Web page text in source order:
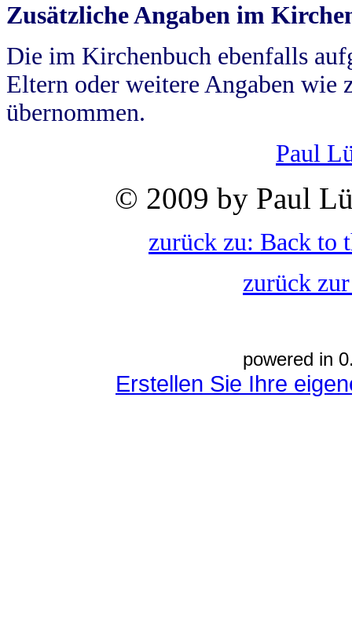
Zusätzliche Angaben im
Die im Kirchenbuch ebenfalls
Eltern oder weitere Angaben wie
übernommen.
Paul
© 2009 by Paul
zurück zu: Back to
zurück
powered in
Erstellen Sie Ihre